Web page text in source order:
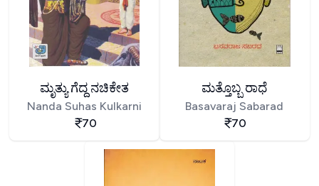
ಮೃತ್ಯು ಗೆದ್ದ ನಚಿಕೇತ
Nanda Suhas Kulkarni
70
ಮತ್ತೊಬ್ಬ ರಾಧೆ
Basavaraj Sabarad
70